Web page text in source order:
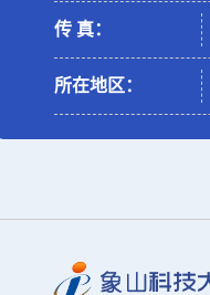
传 真：
所在地区：